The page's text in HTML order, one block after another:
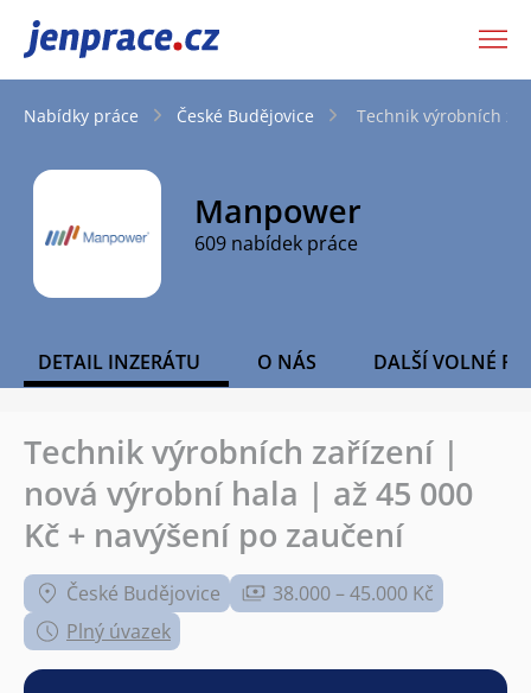
JenPráce.cz
Nabídky práce České Budějovice Technik výrobních
Manpower
609 nabídek práce
DETAIL INZERÁTU O NÁS DALŠÍ VOLNÉ
Technik výrobních zařízení |
nová výrobní hala | až 45 000
Kč + navýšení po zaučení
České Budějovice
38.000 – 45.000 Kč
Plný úvazek